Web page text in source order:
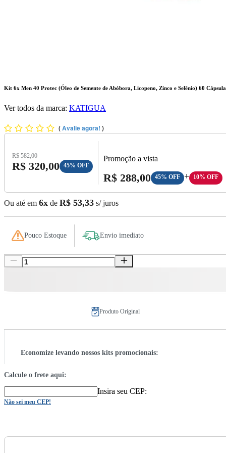
Kit 6x Men 40 Protec (Óleo de Semente de Abóbora, Licopeno, Zinco e Selênio) 60
Ver todos da marca: KATIGUA
(Avalie agora! )
Preço Original:
R$ 582,00
Preço com Desconto:
R$ 320,00 45% OFF
Promoção a vista
Preço A Vista:
R$ 288,00 45% OFF + 10% OFF
Ou até em 6x de R$ 53,33 s/ juros
Pouco Estoque Envio imediato
Produto Original
Economize levando nossos kits promocionais:
Calcule o frete aqui:
Insira seu CEP:
Não sei meu CEP!